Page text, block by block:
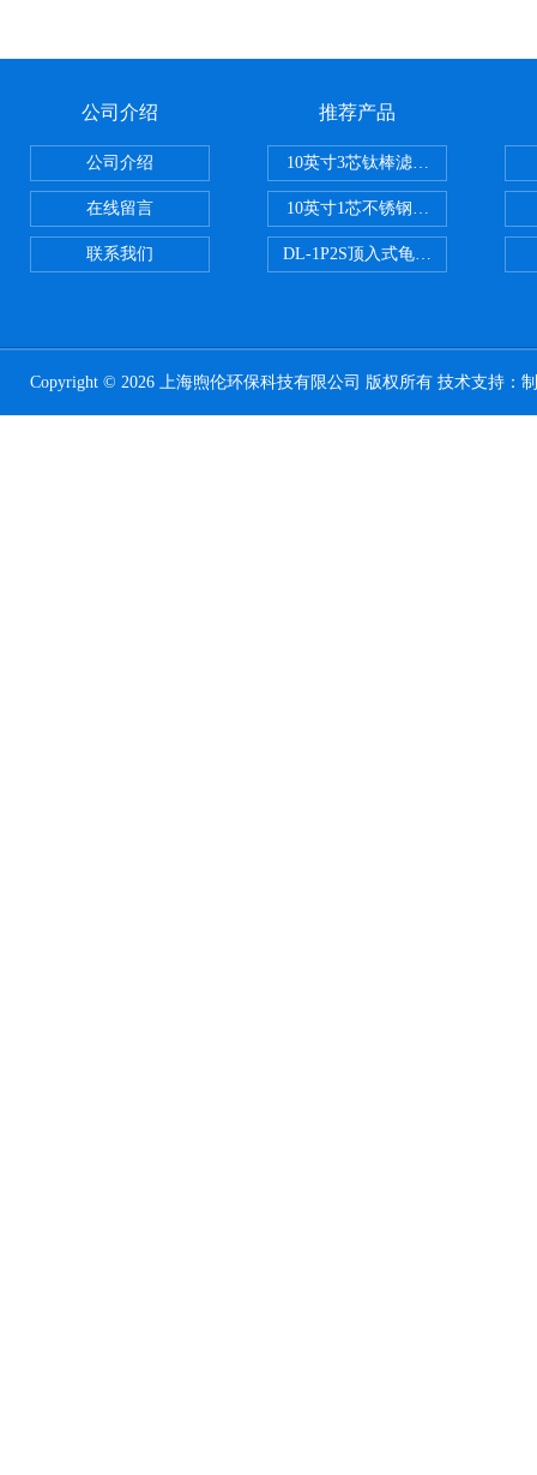
公司介绍
公司介绍
在线留言
联系我们
推荐产品
10英寸3芯钛棒滤芯过滤器
10英寸1芯不锈钢钛棒过滤器
DL-1P2S顶入式龟背过滤器
Copyright © 2026 上海煦伦环保科技有限公司 版权所有 技术支持：